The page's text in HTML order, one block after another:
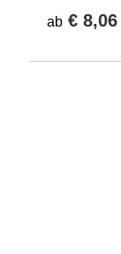
ab € 8,06